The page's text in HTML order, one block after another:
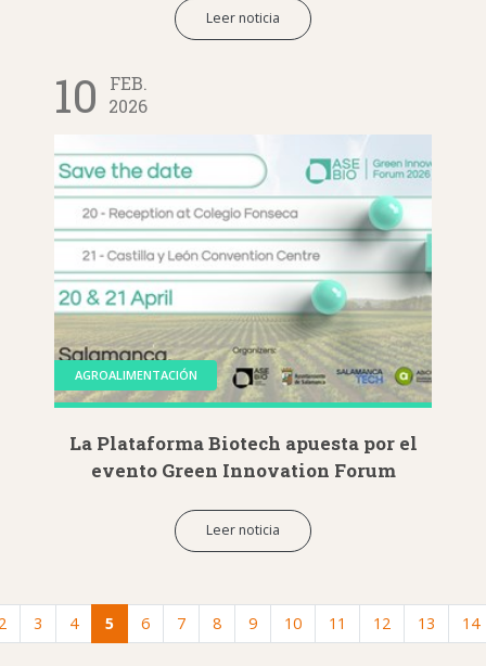
Leer noticia
10
FEB.
2026
AGROALIMENTACIÓN
La Plataforma Biotech apuesta por el
evento Green Innovation Forum
Leer noticia
3 4 5 6 7 8 9 10 11 12 13 14